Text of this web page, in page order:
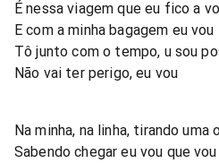
É nessa viagem que eu fico a
E com a minha bagagem eu vou
Tô junto com o tempo, u sou
Não vai ter perigo, eu vou
Na minha, na linha, tirando uma
Sabendo chegar eu vou que vou